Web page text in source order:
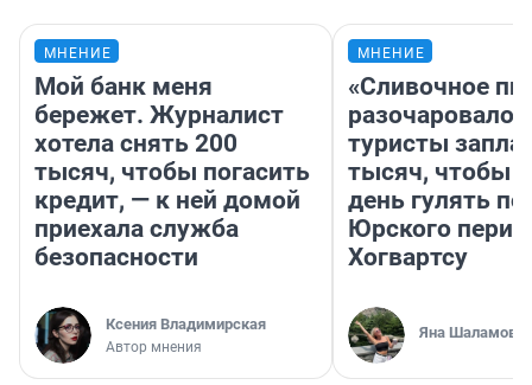
МНЕНИЕ
Мой банк меня
бережет. Журналист
хотела снять 200
тысяч, чтобы погасить
кредит, — к ней домой
приехала служба
безопасности
Ксения Владимирская
Автор мнения
МНЕНИЕ
«Сливочное
разочаровало»:
туристы
тысяч, чтобы
день гулять по
Юрского
Хогвартсу
Яна Шаламова